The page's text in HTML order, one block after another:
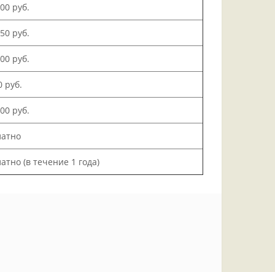
руб.
руб.
руб.
руб.
руб.
(в течение 1 года)